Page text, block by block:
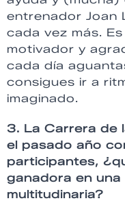
entrenador Joan
cada vez más.
motivador y
cada día
consigues ir a
imaginado.
3. La Carrera de
el pasado año
participantes,
ganadora en
multitudinaria?